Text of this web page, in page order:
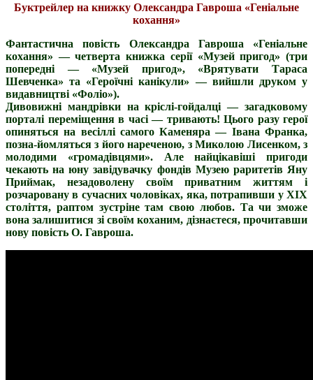
Буктрейлер на книжку Олександра Гавроша «Геніальне
кохання»
Фантастична повість Олександра Гавроша «Геніальне
кохання» — четверта книжка серії «Музей пригод» (три
попередні — «Музей пригод», «Врятувати Тараса
Шевченка» та «Героїчні канікули» — вийшли друком у
видавництві «Фоліо»).
Дивовижні мандрівки на кріслі-гойдалці — загадковому
порталі переміщення в часі — тривають! Цього разу герої
опиняться на весіллі самого Каменяра — Івана Франка,
позна-йомляться з його нареченою, з Миколою Лисенком, з
молодими «громадівцями». Але найцікавіші пригоди
чекають на юну завідувачку фондів Музею раритетів Яну
Приймак, незадоволену своїм приватним життям і
розчаровану в сучасних чоловіках, яка, потрапивши у ХІХ
століття, раптом зустріне там свою любов. Та чи зможе
вона залишитися зі своїм коханим, дізнаєтеся, прочитавши
нову повість О. Гавроша.